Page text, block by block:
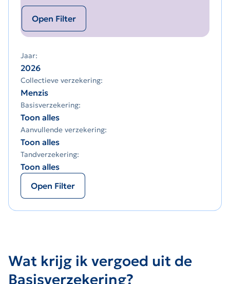
Open Filter
Jaar:
2026
Collectieve verzekering:
Menzis
Basisverzekering:
Toon alles
Aanvullende verzekering:
Toon alles
Tandverzekering:
Toon alles
Open Filter
Wat krijg ik vergoed uit de
Basisverzekering?